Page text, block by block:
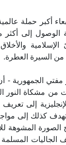
أكبر حملة
الإسلامية
من السيرة العطرة.
الجمهورية - أن
إلى
وتهدف كذلك إلى
المشوهة